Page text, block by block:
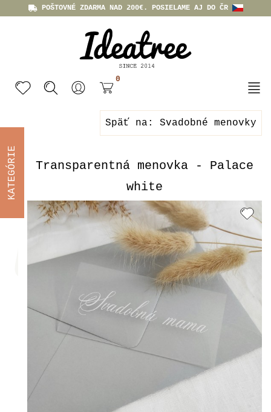
POŠTOVNÉ ZDARMA NAD 200€. POSIELAME AJ DO ČR
0
Späť na: Svadobné menovky
Transparentná menovka - Palace
white
KATEGÓRIE